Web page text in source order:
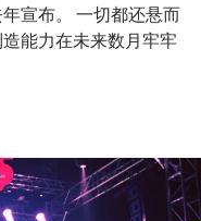
宣布。 一切都还悬而
能力在未来数月牢牢